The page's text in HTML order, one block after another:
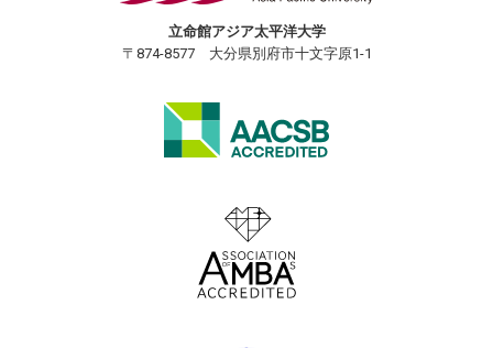
立命館アジア太平洋大学
〒874-8577 大分県別府市十文字原1-1